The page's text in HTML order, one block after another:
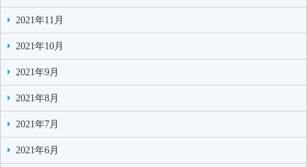
2021年11月
2021年10月
2021年9月
2021年8月
2021年7月
2021年6月